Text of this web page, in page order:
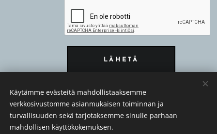
LÄHETÄ
© 2026 Kaikki oikeudet pidätetään
Blogi
Evästeet
Käytämme evästeitä mahdollistaaksemme
verkkosivustomme asianmukaisen toiminnan ja
turvallisuuden sekä tarjotaksemme sinulle parhaan
mahdollisen käyttökokemuksen.